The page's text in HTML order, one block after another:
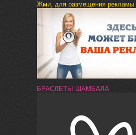
Жми, для размещения рекламы
БРАСЛЕТЫ ШАМБАЛА